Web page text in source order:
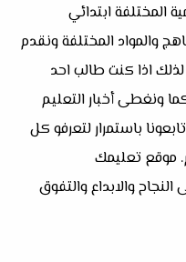
المختلفة ابتدائي
والمواد المختلفة ونقدم
اذا كنت طالب احد
ونغطى أخبار التعليم
باستمرار لتعرفو كل
موقع تعليمك
والابداع والتفوق